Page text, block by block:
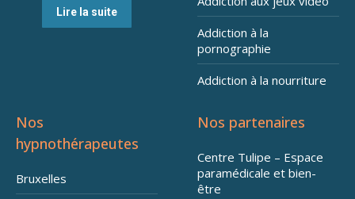
Lire la suite
Addiction à la
pornographie
Addiction à la nourriture
Nos
hypnothérapeutes
Bruxelles
Nos partenaires
Centre Tulipe – Espace
paramédicale et bien-
être